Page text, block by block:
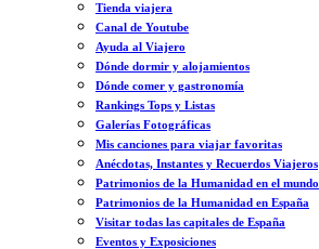
Tienda viajera
Canal de Youtube
Ayuda al Viajero
Dónde dormir y alojamientos
Dónde comer y gastronomía
Rankings Tops y Listas
Galerías Fotográficas
Mis canciones para viajar favoritas
Anécdotas, Instantes y Recuerdos Viajeros
Patrimonios de la Humanidad en el mundo
Patrimonios de la Humanidad en España
Visitar todas las capitales de España
Eventos y Exposiciones